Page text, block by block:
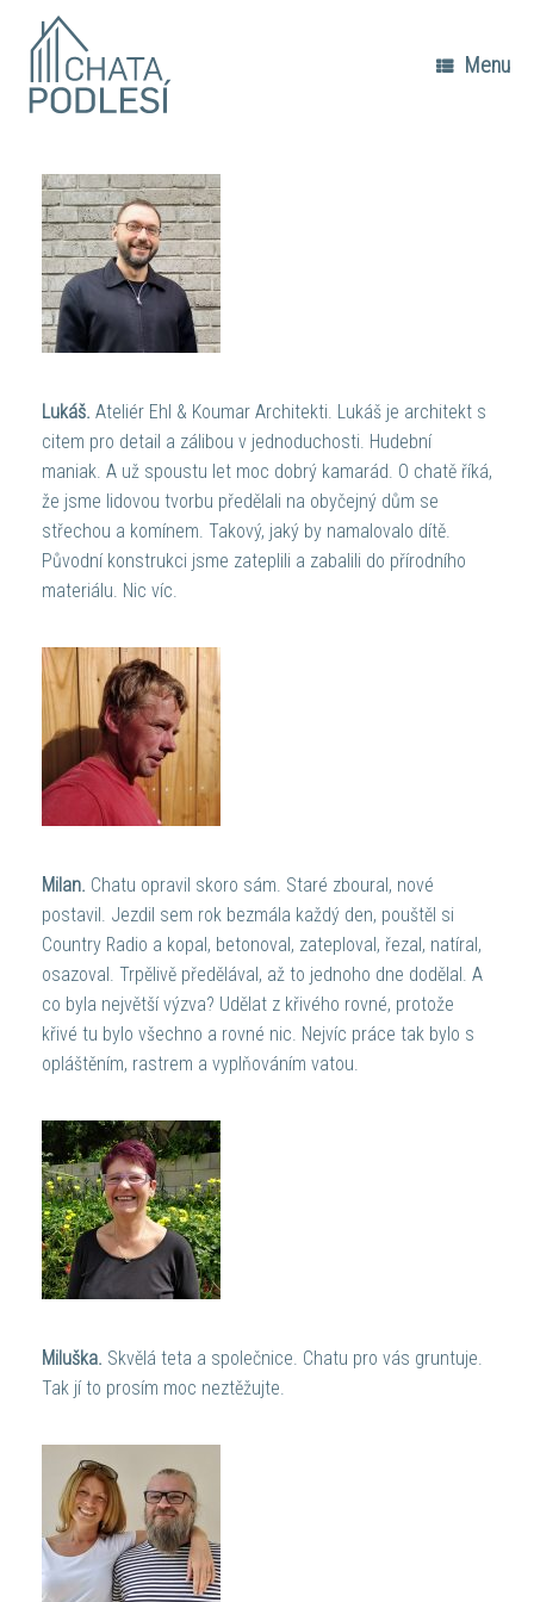
content
Menu
Lukáš. Ateliér Ehl & Koumar Architekti. Lukáš je architekt s
citem pro detail a zálibou v jednoduchosti. Hudební
maniak. A už spoustu let moc dobrý kamarád. O chatě říká,
že jsme lidovou tvorbu předělali na obyčejný dům se
střechou a komínem. Takový, jaký by namalovalo dítě.
Původní konstrukci jsme zateplili a zabalili do přírodního
materiálu. Nic víc.
Milan. Chatu opravil skoro sám. Staré zboural, nové
postavil. Jezdil sem rok bezmála každý den, pouštěl si
Country Radio a kopal, betonoval, zateploval, řezal, natíral,
osazoval. Trpělivě předělával, až to jednoho dne dodělal. A
co byla největší výzva? Udělat z křivého rovné, protože
křivé tu bylo všechno a rovné nic. Nejvíc práce tak bylo s
opláštěním, rastrem a vyplňováním vatou.
Miluška. Skvělá teta a společnice. Chatu pro vás gruntuje.
Tak jí to prosím moc neztěžujte.